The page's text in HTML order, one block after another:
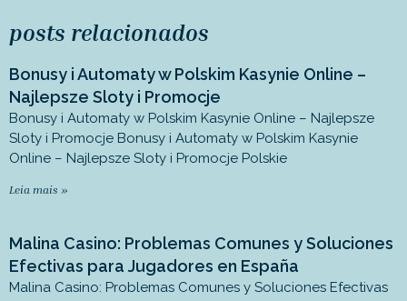
posts relacionados
Bonusy i Automaty w Polskim Kasynie Online –
Najlepsze Sloty i Promocje
Bonusy i Automaty w Polskim Kasynie Online – Najlepsze
Sloty i Promocje Bonusy i Automaty w Polskim Kasynie
Online – Najlepsze Sloty i Promocje Polskie
Leia mais »
Malina Casino: Problemas Comunes y Soluciones
Efectivas para Jugadores en España
Malina Casino: Problemas Comunes y Soluciones Efectivas